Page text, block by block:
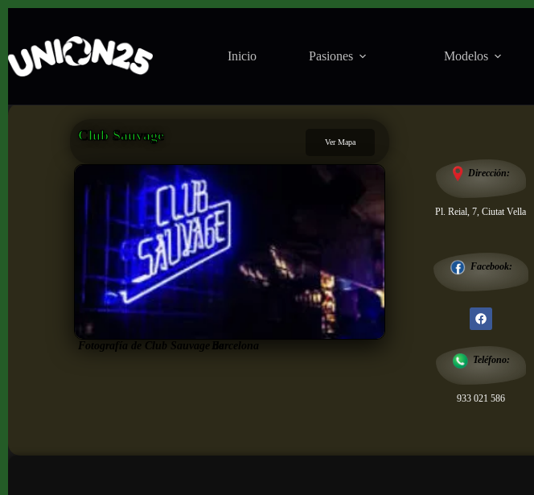
Inicio Pasiones Modelos
Club Sauvage Ver Mapa
Fotografía de Club Sauvage deBarcelona
Dirección:
Pl. Reial, 7, Ciutat Vella
Facebook:
Teléfono:
933 021 586